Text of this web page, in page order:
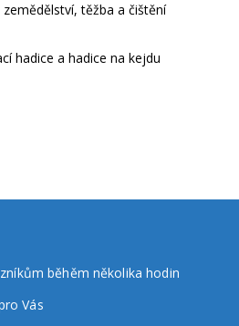
těžba a čištění
hadice a hadice na kejdu
běhěm několika hodin
Vás